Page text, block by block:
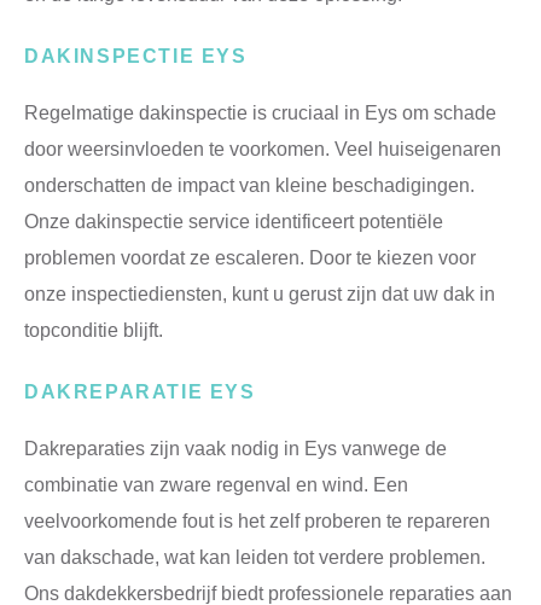
DAKINSPECTIE EYS
Regelmatige dakinspectie is cruciaal in Eys om schade
door weersinvloeden te voorkomen. Veel huiseigenaren
onderschatten de impact van kleine beschadigingen.
Onze dakinspectie service identificeert potentiële
problemen voordat ze escaleren. Door te kiezen voor
onze inspectiediensten, kunt u gerust zijn dat uw dak in
topconditie blijft.
DAKREPARATIE EYS
Dakreparaties zijn vaak nodig in Eys vanwege de
combinatie van zware regenval en wind. Een
veelvoorkomende fout is het zelf proberen te repareren
van dakschade, wat kan leiden tot verdere problemen.
Ons dakdekkersbedrijf biedt professionele reparaties aan